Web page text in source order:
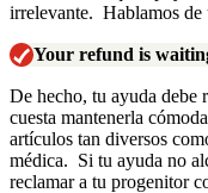
irrelevante. Hablamos de
Your refund is
De hecho, tu ayuda debe
cuesta mantenerla
artículos tan diversos
médica. Si tu ayuda no
reclamar a tu progenitor